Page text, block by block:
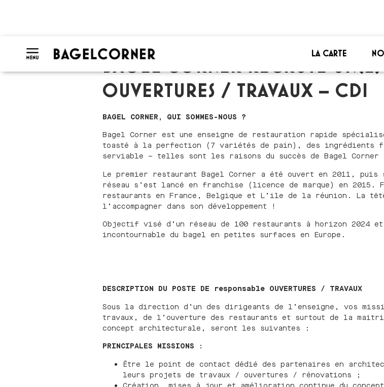
LA CARTE
BAGEL CORNER RECRUTE UN(E)
OUVERTURES / TRAVAUX – CDI
BAGEL CORNER, QUI SOMMES-NOUS ?
Bagel Corner est une enseigne de restauration rapide
toasté à la perfection (7 variétés de pain), des ingrédients
serviable – telles sont les raisons du succès de Bagel Corner
Le premier restaurant Bagel Corner a été ouvert en 2011,
réseau s’est lancé en franchise (licence de marque) en 2015.
restaurants en France, Belgique et L’ile de la réunion. La
l’accompagner dans son développement !
Objectif visé d’un réseau de 100 restaurants à horizon 2024
incontournable du bagel en petites surfaces en Europe.
DESCRIPTION DU POSTE DE responsable OUVERTURES / TRAVAUX
Sous la direction d’un des dirigeants de l’enseigne, vos
travaux, de l’ouverture des restaurants et surtout de la
concept architecturale, seront les suivantes :
PRINCIPALES MISSIONS :
Être le point de contact dédié des partenaires en
leurs projets de travaux / ouvertures / rénovations ;